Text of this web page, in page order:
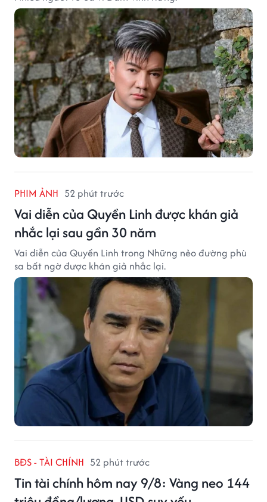
PHIM ẢNH 52 phút trước
Vai diễn của Quyền Linh được khán giả
nhắc lại sau gần 30 năm
Vai diễn của Quyền Linh trong Những nẻo đường phù
sa bất ngờ được khán giả nhắc lại.
BĐS - TÀI CHÍNH 52 phút trước
Tin tài chính hôm nay 9/8: Vàng neo 144